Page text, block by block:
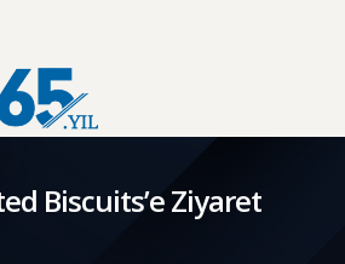
Biscuits’e Ziyaret